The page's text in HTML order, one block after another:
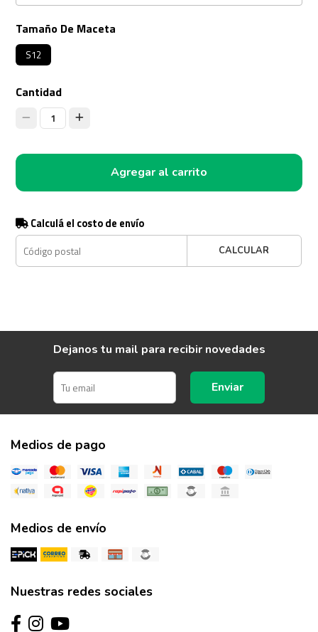
Tamaño De Maceta
S12
Cantidad
1
Agregar al carrito
Calculá el costo de envío
CALCULAR
Dejanos tu mail para recibir novedades
Enviar
Medios de pago
Medios de envío
Nuestras redes sociales